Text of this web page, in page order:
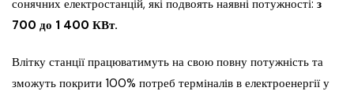
сонячних електростанцій, які подвоять наявні потужності: з
700 до 1 400 КВт.
Влітку станції працюватимуть на свою повну потужність та
зможуть покрити 100% потреб терміналів в електроенергії у